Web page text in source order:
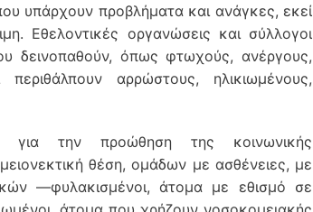
υπάρχουν προβλήματα και ανάγκες, εκεί
Εθελοντικές οργανώσεις και σύλλογοι
δεινοπαθούν, όπως φτωχούς, ανέργους,
αρρώστους, ηλικιωμένους,
για την προώθηση της κοινωνικής
θέση, ομάδων με ασθένειες, με
—φυλακισμένοι, άτομα με εθισμό σε